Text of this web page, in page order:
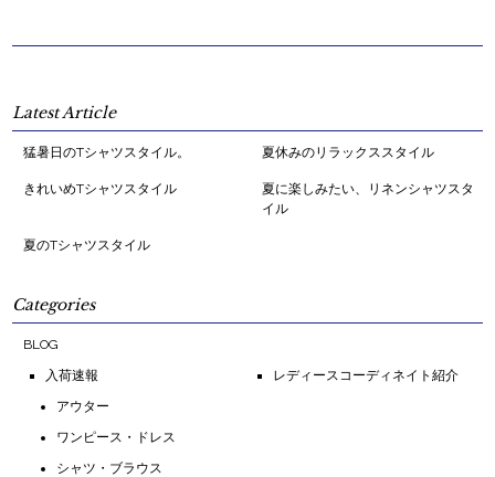
Latest Article
猛暑日のTシャツスタイル。 夏休みのリラックススタイル
きれいめTシャツスタイル
夏に楽しみたい、リネンシャツスタ
イル
夏のTシャツスタイル
Categories
BLOG
入荷速報
アウター
ワンピース・ドレス
シャツ・ブラウス
レディースコーディネイト紹介